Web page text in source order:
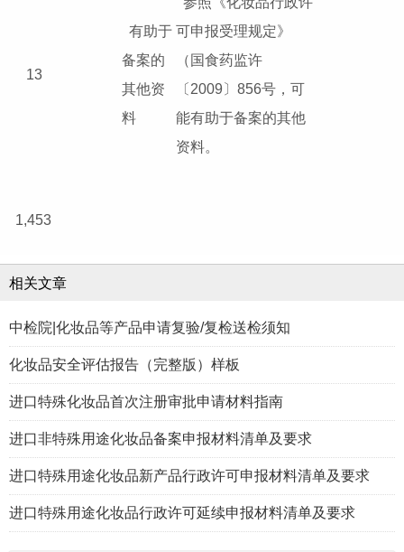
13
有助于
备案的
其他资
料
可申报受理规定》
（国食药监许
〔2009〕856号，可
能有助于备案的其他
资料。
1,453
相关文章
中检院|化妆品等产品申请复验/复检送检须知
化妆品安全评估报告（完整版）样板
进口特殊化妆品首次注册审批申请材料指南
进口非特殊用途化妆品备案申报材料清单及要求
进口特殊用途化妆品新产品行政许可申报材料清单及要求
进口特殊用途化妆品行政许可延续申报材料清单及要求